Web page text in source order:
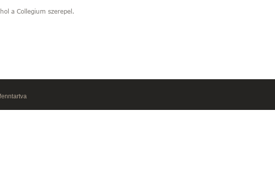
a Collegium szerepel.